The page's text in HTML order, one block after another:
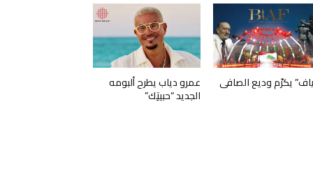
يكرّم وديع الصافي عمرو دياب يطرح ألبومه
الجديد “حبيتِك”